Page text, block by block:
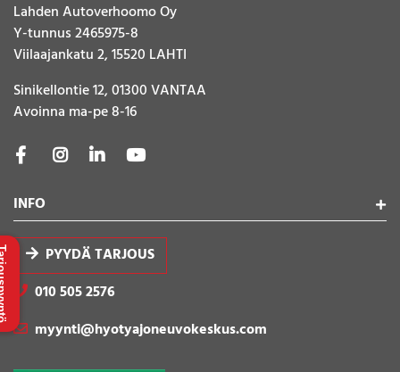
Lahden Autoverhoomo Oy
Y-tunnus 2465975-8
Viilaajankatu 2, 15520 LAHTI
Sinikellontie 12, 01300 VANTAA
Avoinna ma-pe 8-16
INFO
PYYDÄ TARJOUS
010 505 2576
myynti@hyotyajoneuvokeskus.com